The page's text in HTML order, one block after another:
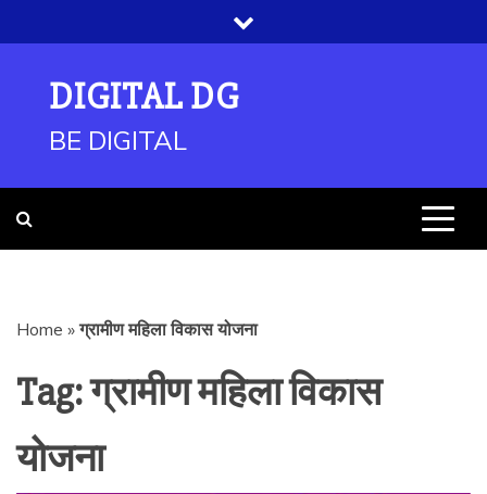
to
DIGITAL DG
BE DIGITAL
Home »ग्रामीण महिला विकास योजना
Tag:ग्रामीण महिला विकास
योजना